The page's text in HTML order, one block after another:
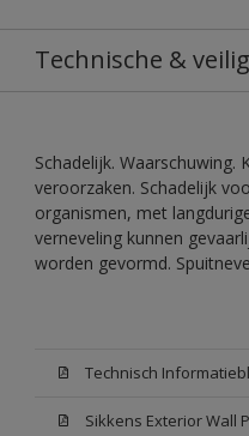
Technische &
Schadelijk. Waarschuwing.
veroorzaken. Schadelijk
organismen, met
verneveling kunnen
worden gevormd.
Technisch